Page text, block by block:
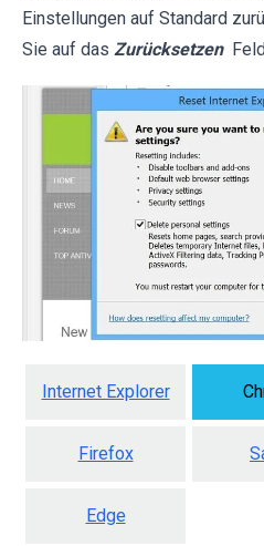
Einstellungen auf Standard
Sie auf das Zurücksetzen
Internet Explorer
Firefox
Edge